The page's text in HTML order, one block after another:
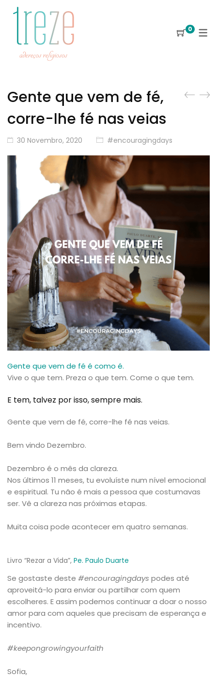
0
Gente que vem de fé,
corre-lhe fé nas veias
30 Novembro, 2020 #encouragingdays
Gente que vem de fé é como é.
Vive o que tem. Preza o que tem. Come o que tem.
E tem, talvez por isso, sempre mais.
Gente que vem de fé, corre-lhe fé nas veias.
Bem vindo Dezembro.
Dezembro é o mês da clareza.
Nos últimos 11 meses, tu evoluíste num nível emocional
e espiritual. Tu não é mais a pessoa que costumavas
ser. Vê a clareza nas próximas etapas.
Muita coisa pode acontecer em quatro semanas.
Livro “Rezar a Vida”, Pe. Paulo Duarte
Se gostaste deste #encouragingdays podes até
aproveitá-lo para enviar ou partilhar com quem
escolheres. E assim podemos continuar a doar o nosso
amor para com aqueles que precisam de esperança e
incentivo.
#keepongrowingyourfaith
Sofia,